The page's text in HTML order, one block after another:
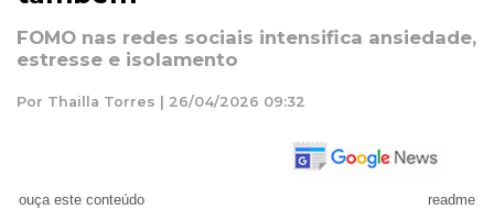
FOMO nas redes sociais intensifica ansiedade,
estresse e isolamento
Por Thailla Torres | 26/04/2026 09:32
ouça este conteúdo readme